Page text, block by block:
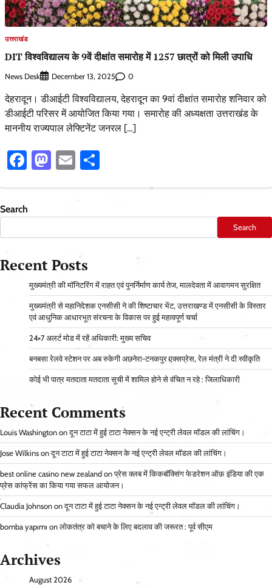
उत्तराखंड
DIT विश्वविद्यालय के 9वें दीक्षांत समारोह में 1257 छात्रों को मिली उपाधि
News Desk December 13, 2025 0
देहरादून। डीआईटी विश्वविद्यालय, देहरादून का 9वां दीक्षांत समारोह शनिवार को
डीआईटी परिसर में आयोजित किया गया। समारोह की अध्यक्षता उत्तराखंड के
माननीय राज्यपाल लेफ्टिनेंट जनरल […]
Facebook
Mastodon
Email
Search
Search
Recent Posts
मुख्यमंत्री की मॉनिटरिंग में राहत एवं पुनर्निर्माण कार्य तेज, मालदेवता में आवागमन सुरक्षित
मुख्यमंत्री से महानिदेशक एनसीसी ने की शिष्टाचार भेंट, उत्तराखण्ड में एनसीसी के विस्तार
एवं आधुनिक आधारभूत संरचना के विकास पर हुई महत्वपूर्ण चर्चा
24×7 अलर्ट मोड में रहें अधिकारी: मुख्य सचिव
बनबसा रेलवे स्टेशन पर अब रुकेगी अछनेरा-टनकपुर एक्सप्रेस, रेल मंत्री ने दी स्वीकृति
कोई भी पात्र मतदाता मतदाता सूची में शामिल होने से वंचित न रहे : जिलाधिकारी
Recent Comments
Louis Washington onदून टाटा में हुई टाटा नेक्सन के नई एन्ट्री लेवल मॉडल की लांचिंग।
Jose Wilkins onदून टाटा में हुई टाटा नेक्सन के नई एन्ट्री लेवल मॉडल की लांचिंग।
best online casino new zealand onप्रेस क्लब में किकबॉक्सिंग फेडरेशन ऑफ़ इंडिया की एक
प्रेस कांफ्रेंस का किया गया सफल आयोजन।
Claudia Johnson onदून टाटा में हुई टाटा नेक्सन के नई एन्ट्री लेवल मॉडल की लांचिंग।
bomba yapımı onलोकतंत्र को बचाने के लिए बदलाव की जरूरत : पूर्व सीएम
Archives
August 2026